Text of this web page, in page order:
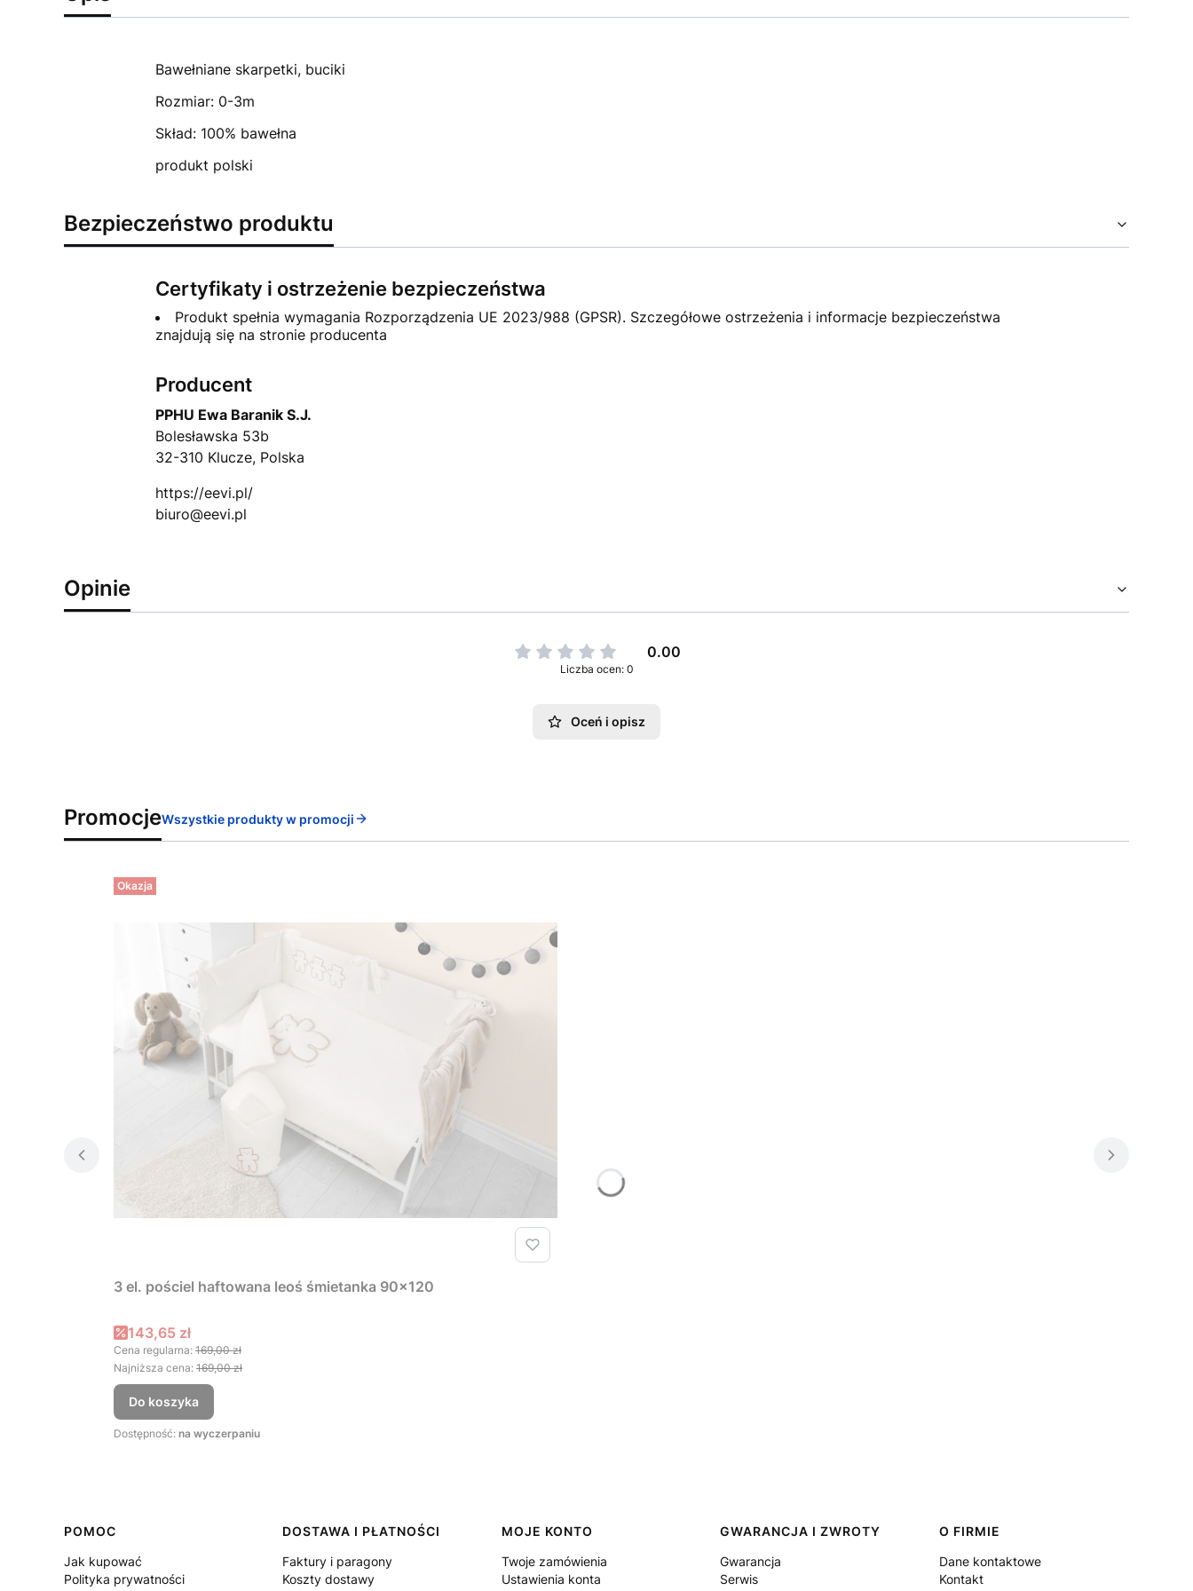
Bawełniane skarpetki, buciki
Rozmiar: 0-3m
Skład: 100% bawełna
produkt polski
Bezpieczeństwo produktu
Certyfikaty i ostrzeżenie bezpieczeństwa
Produkt spełnia wymagania Rozporządzenia UE 2023/988 (GPSR). Szczegółowe ostrzeżenia i informacje bezpieczeństwa
znajdują się na stronie producenta
Producent
PPHU Ewa Baranik S.J.
Bolesławska 53b
32-310 Klucze, Polska
https://eevi.pl/
biuro@eevi.pl
Opinie
0.00
Liczba ocen: 0
Oceń i opisz
PromocjeWszystkie produkty w promocji
Okazja
3 el. pościel haftowana leoś śmietanka 90x120
Cena promocyjna
143,65 zł
Cena regularna: 169,00 zł
Najniższa cena: 169,00 zł
Do koszyka
Dostępność: na wyczerpaniu
Linki w stopce
POMOC
Jak kupować
Polityka prywatności
DOSTAWA I PŁATNOŚCI
Faktury i paragony
Koszty dostawy
MOJE KONTO
Twoje zamówienia
Ustawienia konta
GWARANCJA I ZWROTY
Gwarancja
Serwis
O FIRMIE
Dane kontaktowe
Kontakt